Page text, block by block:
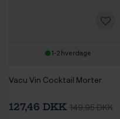
1-2 hverdage
Vacu Vin Cocktail Morter
127,46 DKK 149,95 DKK